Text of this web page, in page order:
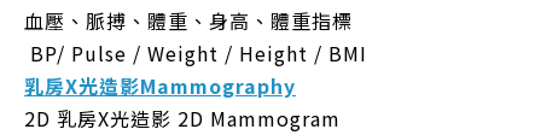
血壓、脈搏、體重、身高、體重指標
BP/ Pulse / Weight / Height / BMI
乳房X光造影Mammography
2D 乳房X光造影 2D Mammogram